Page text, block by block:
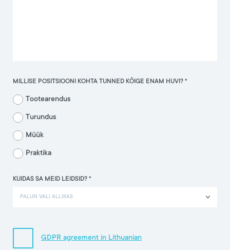
MILLISE POSITSIOONI KOHTA TUNNED KÕIGE ENAM HUVI? *
Tootearendus
Turundus
Müük
Praktika
KUIDAS SA MEID LEIDSID? *
PALUN VALI ALLIKAS
GDPR agreement in Lithuanian